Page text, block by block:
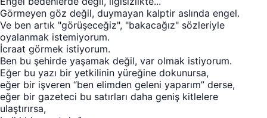
Görmeyen göz değil, duymayan kalptir aslında engel.
Ve ben artık "görüşeceğiz", "bakacağız" sözleriyle
oyalanmak istemiyorum.
İcraat görmek istiyorum.
Ben bu şehirde yaşamak değil, var olmak istiyorum.
Eğer bu yazı bir yetkilinin yüreğine dokunursa,
eğer bir işveren “ben elimden geleni yaparım” derse,
eğer bir gazeteci bu satırları daha geniş kitlelere
ulaştırırsa,